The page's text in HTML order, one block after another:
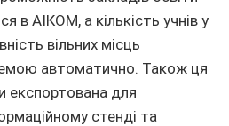
в АІКОМ, а кількість учнів у
вільних місць
автоматично. Також ця
експортована для
стенді та